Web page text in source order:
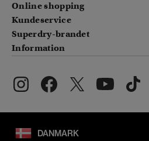
Online shopping
Kundeservice
Superdry-brandet
Information
DANMARK